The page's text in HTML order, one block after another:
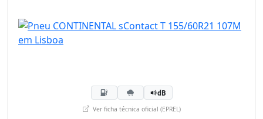
dB
Ver ficha técnica oficial (EPREL)